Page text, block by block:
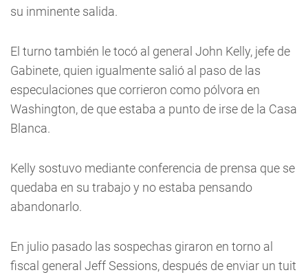
su inminente salida.
El turno también le tocó al general John Kelly, jefe de
Gabinete, quien igualmente salió al paso de las
especulaciones que corrieron como pólvora en
Washington, de que estaba a punto de irse de la Casa
Blanca.
Kelly sostuvo mediante conferencia de prensa que se
quedaba en su trabajo y no estaba pensando
abandonarlo.
En julio pasado las sospechas giraron en torno al
fiscal general Jeff Sessions, después de enviar un tuit